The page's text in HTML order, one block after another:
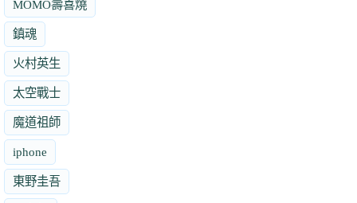
MOMO壽喜燒
鎮魂
火村英生
太空戰士
魔道祖師
iphone
東野圭吾